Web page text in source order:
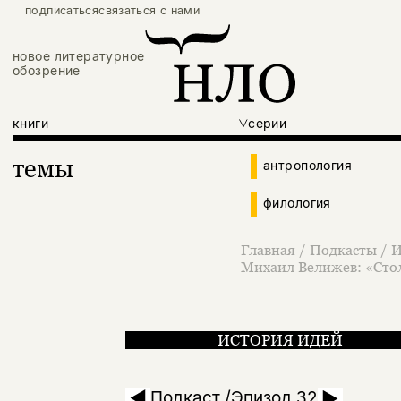
подписатьсясвязаться с нами
новое литературное
обозрение
книги серии
темы антропология
филология
Главная / Подкасты /
Михаил Велижев:
ИСТОРИЯ ИДЕЙ
Михаил Велижев: